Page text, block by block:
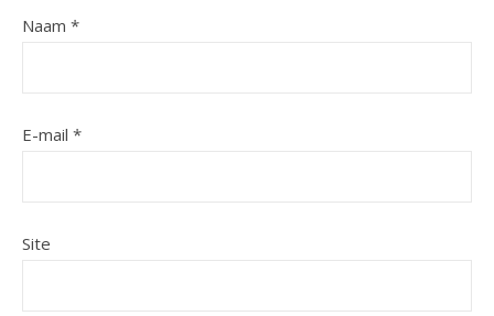
Naam *
E-mail *
Site